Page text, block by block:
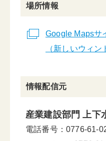
場所情報
Google Mapsサ
（新しいウィン
情報配信元
産業建設部門 上下
電話番号：0776-61-